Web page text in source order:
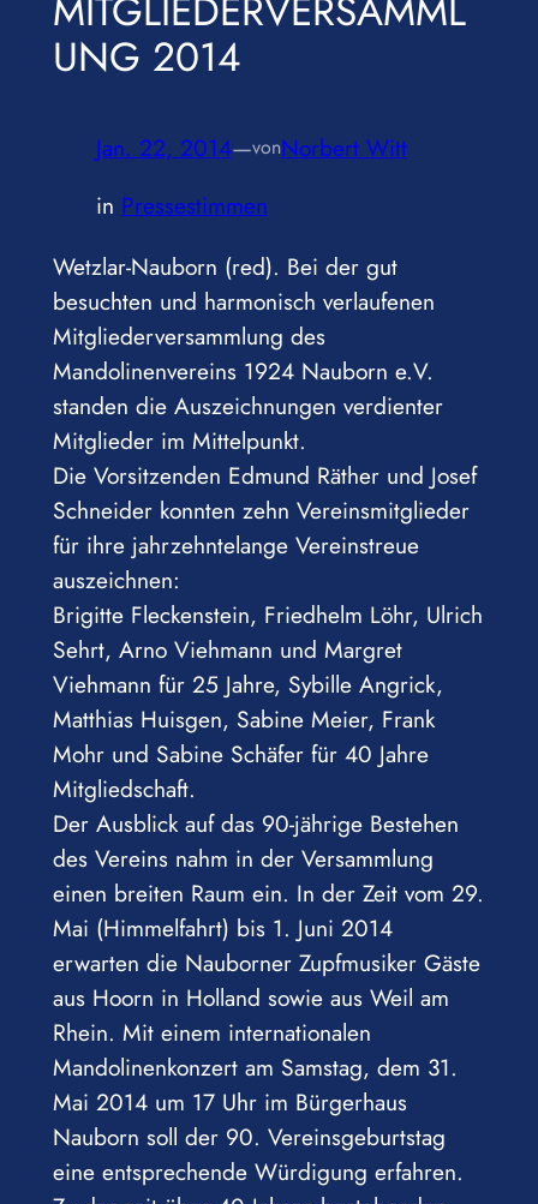
UNG 2014
Jan. 22, 2014—vonNorbert Witt
in Pressestimmen
Wetzlar-Nauborn (red). Bei der gut
besuchten und harmonisch verlaufenen
Mitgliederversammlung des
Mandolinenvereins 1924 Nauborn e.V.
standen die Auszeichnungen verdienter
Mitglieder im Mittelpunkt.
Die Vorsitzenden Edmund Räther und Josef
Schneider konnten zehn Vereinsmitglieder
für ihre jahrzehntelange Vereinstreue
auszeichnen:
Brigitte Fleckenstein, Friedhelm Löhr, Ulrich
Sehrt, Arno Viehmann und Margret
Viehmann für 25 Jahre, Sybille Angrick,
Matthias Huisgen, Sabine Meier, Frank
Mohr und Sabine Schäfer für 40 Jahre
Mitgliedschaft.
Der Ausblick auf das 90-jährige Bestehen
des Vereins nahm in der Versammlung
einen breiten Raum ein. In der Zeit vom 29.
Mai (Himmelfahrt) bis 1. Juni 2014
erwarten die Nauborner Zupfmusiker Gäste
aus Hoorn in Holland sowie aus Weil am
Rhein. Mit einem internationalen
Mandolinenkonzert am Samstag, dem 31.
Mai 2014 um 17 Uhr im Bürgerhaus
Nauborn soll der 90. Vereinsgeburtstag
eine entsprechende Würdigung erfahren.